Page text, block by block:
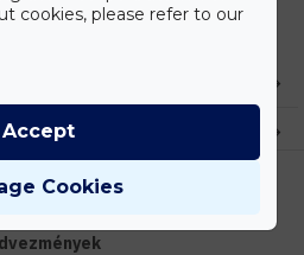
cookies, please refer to our
Cookies
Accept